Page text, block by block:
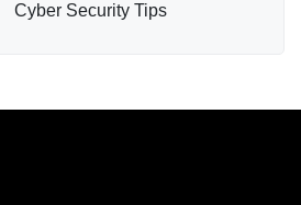
Cyber Security Tips